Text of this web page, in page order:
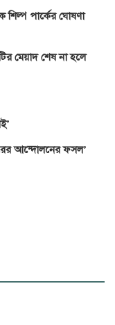
পার্কের ঘোষণা
মেয়াদ শেষ না হলে
আন্দোলনের ফসল’